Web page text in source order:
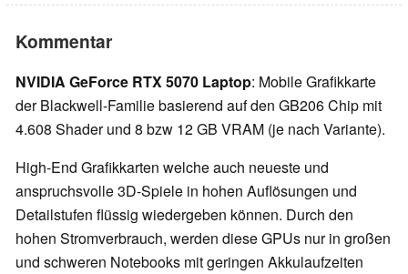
Kommentar
NVIDIA GeForce RTX 5070 Laptop: Mobile Grafikkarte
der Blackwell-Familie basierend auf den GB206 Chip mit
4.608 Shader und 8 bzw 12 GB VRAM (je nach Variante).
High-End Grafikkarten welche auch neueste und
anspruchsvolle 3D-Spiele in hohen Auflösungen und
Detailstufen flüssig wiedergeben können. Durch den
hohen Stromverbrauch, werden diese GPUs nur in großen
und schweren Notebooks mit geringen Akkulaufzeiten